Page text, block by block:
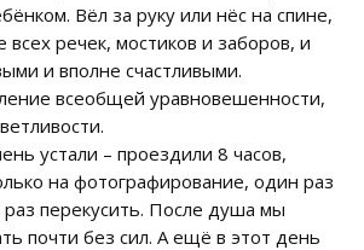
Вёл за руку или нёс на спине,
всех речек, мостиков и заборов, и
и вполне счастливыми.
всеобщей уравновешенности,
устали – проездили 8 часов,
на фотографирование, один раз
перекусить. После душа мы
почти без сил. А ещё в этот день